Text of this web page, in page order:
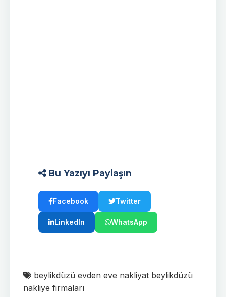
Bu Yazıyı Paylaşın
Facebook Twitter
LinkedIn WhatsApp
beylikdüzü evden eve nakliyat beylikdüzü
nakliye firmaları